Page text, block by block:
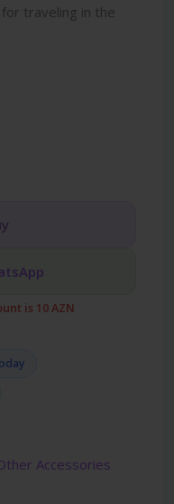
traveling in the
is 10 AZN
Accessories